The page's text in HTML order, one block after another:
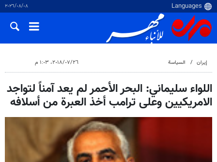
٠٨‏/٠٨‏/٢٠٢٦
إيران السياسة ٢٦‏/٠٧‏/٢٠١٨، ١:٠٣ م
اللواء سليماني: البحر الأحمر لم يعد آمناً لتواجد
الامريكيين وعلى ترامب أخذ العبرة من أسلافه